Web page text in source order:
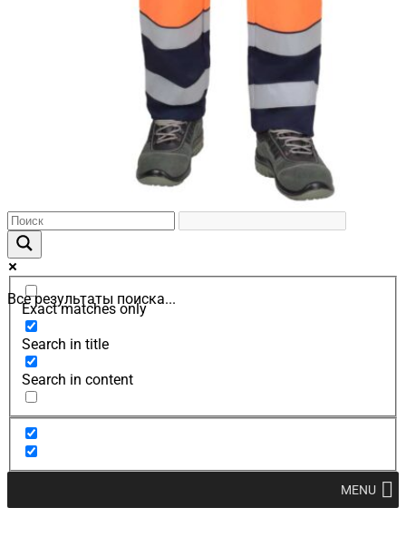
Все результаты поиска...
Exact matches only
Search in title
Search in content
MENU